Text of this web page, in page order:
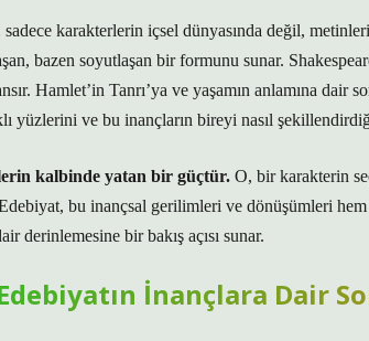
karakterlerin içsel dünyasında değil,
bazen soyutlaşan bir formunu sunar.
Hamlet’in Tanrı’ya ve yaşamın anlamına
yüzlerini ve bu inançların bireyi nasıl
kalbinde yatan bir güçtür. O, bir karakterin
bu inançsal gerilimleri ve dönüşümleri
derinlemesine bir bakış açısı sunar.
İnançlara Dair